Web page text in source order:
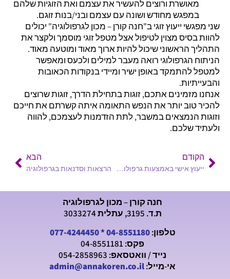
מאושרת ורוצים להעשיר את עצמם ואת הזוגיות שלהם
במפגש מחודש ושונה עם עצמם ובני/בנות זוגם.
שני מפגשי ייעוץ זוגי ב"חנה קורן – מכון לגרפולוגיה" יכולים
להוות בסיס מצוין לטיפול אצל מטפל זוגי מוסמך ולקצר את
התהליך הראשוני שיכול להיות ארוך מאוד ומוטעה מאוד.
הניתוח הגרפולוגי רואה מעבר למילים ולכעס ומאפשר
למטפל להתמקד באופן ישיר ומיידי בנקודות הכאובות
והבעייתיות.
אנחנו מזמינים אתכם, זוגות בתחילת הדרך, זוגות שרוצים
להכיר טוב יותר את הנפש התאומה איתה קשרתם את חייכם
וזוגות הנמצאים במשבר, לתת הזדמנות לעצמכם, להווה
ולעתיד שלכם.
הקודם
ייעוץ אישי באמצעות גרפולוגיה
הבא
הרצאות וסדנאות בגרפולוגיה
חנה קורן – מכון לגרפולוגיה
ת.ד. 3195, עתלית 3033274
טלפון:04-8551180
*
077-4244450
פקס: 04-8551181
נייד / וואטסאפ: 054-2858963
אי-מייל:admin@annakoren.co.il